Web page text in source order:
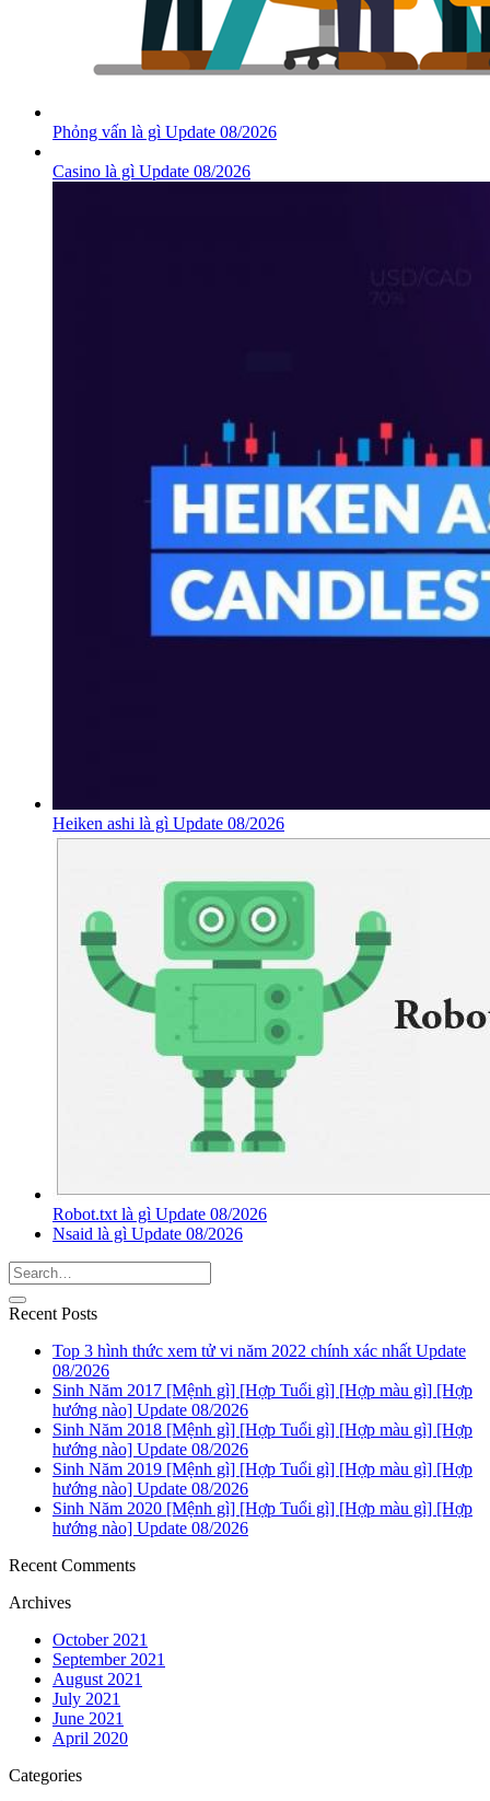
Phỏng vấn là gì Update 08/2026
Casino là gì Update 08/2026
Heiken ashi là gì Update 08/2026
Robot.txt là gì Update 08/2026
Nsaid là gì Update 08/2026
Recent Posts
Top 3 hình thức xem tử vi năm 2022 chính xác nhất Update
08/2026
Sinh Năm 2017 [Mệnh gì] [Hợp Tuổi gì] [Hợp màu gì] [Hợp
hướng nào] Update 08/2026
Sinh Năm 2018 [Mệnh gì] [Hợp Tuổi gì] [Hợp màu gì] [Hợp
hướng nào] Update 08/2026
Sinh Năm 2019 [Mệnh gì] [Hợp Tuổi gì] [Hợp màu gì] [Hợp
hướng nào] Update 08/2026
Sinh Năm 2020 [Mệnh gì] [Hợp Tuổi gì] [Hợp màu gì] [Hợp
hướng nào] Update 08/2026
Recent Comments
Archives
October 2021
September 2021
August 2021
July 2021
June 2021
April 2020
Categories